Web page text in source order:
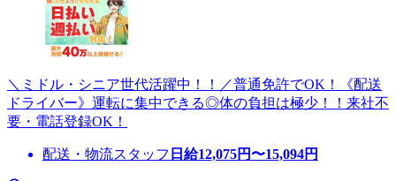
＼ミドル・シニア世代活躍中！！／普通免許でOK！《配送
ドライバー》運転に集中できる◎体の負担は極少！！来社不
要・電話登録OK！
配送・物流スタッフ 日給12,075円〜15,094円